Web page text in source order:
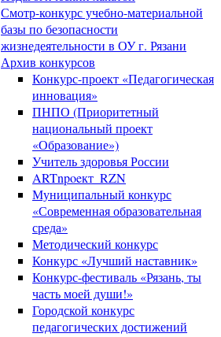
Смотр-конкурс учебно-материальной
базы по безопасности
жизнедеятельности в ОУ г. Рязани
Архив конкурсов
Конкурс-проект «Педагогическая
инновация»
ПНПО (Приоритетный
национальный проект
«Образование»)
Учитель здоровья России
ARTnpoeкт_RZN
Муниципальный конкурс
«Современная образовательная
среда»
Методический конкурс
Конкурс «Лучший наставник»
Конкурс-фестиваль «Рязань, ты
часть моей души!»
Городской конкурс
педагогических достижений